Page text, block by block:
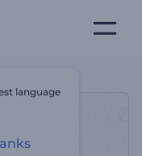
language